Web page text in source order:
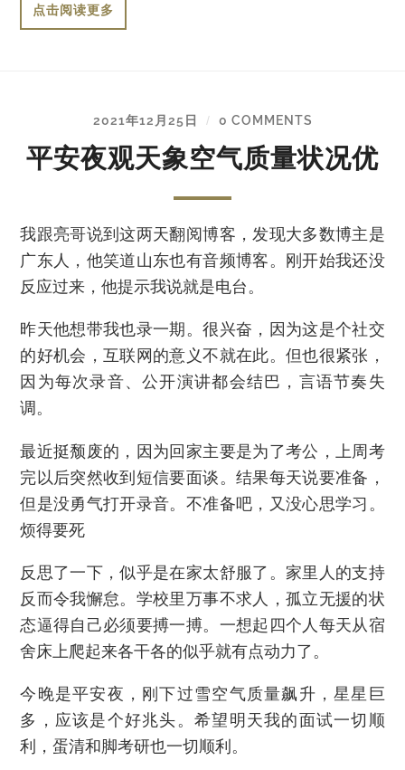
点击阅读更多
2021年12月25日 / 0 COMMENTS
平安夜观天象空气质量状况优
我跟亮哥说到这两天翻阅博客，发现大多数博主是
广东人，他笑道山东也有音频博客。刚开始我还没
反应过来，他提示我说就是电台。
昨天他想带我也录一期。很兴奋，因为这是个社交
的好机会，互联网的意义不就在此。但也很紧张，
因为每次录音、公开演讲都会结巴，言语节奏失
调。
最近挺颓废的，因为回家主要是为了考公，上周考
完以后突然收到短信要面谈。结果每天说要准备，
但是没勇气打开录音。不准备吧，又没心思学习。
烦得要死
反思了一下，似乎是在家太舒服了。家里人的支持
反而令我懈怠。学校里万事不求人，孤立无援的状
态逼得自己必须要搏一搏。一想起四个人每天从宿
舍床上爬起来各干各的似乎就有点动力了。
今晚是平安夜，刚下过雪空气质量飙升，星星巨
多，应该是个好兆头。希望明天我的面试一切顺
利，蛋清和脚考研也一切顺利。